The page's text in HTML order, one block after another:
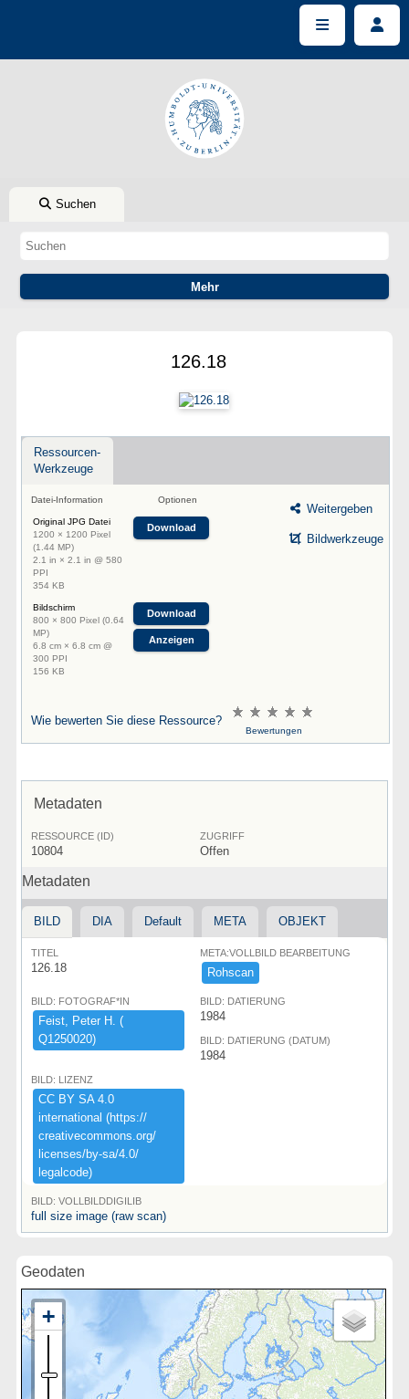
Suchen
126.18
Ressourcen-
Werkzeuge
Datei-Information Optionen
Original JPG Datei
1200 × 1200 Pixel
(1.44 MP)
2.1 in × 2.1 in @ 580
PPI
354 KB
Download
Bildschirm
800 × 800 Pixel (0.64
MP)
6.8 cm × 6.8 cm @
300 PPI
156 KB
Download
Anzeigen
Weitergeben
Bildwerkzeuge
Wie bewerten Sie diese Ressource?
Bewertungen
Metadaten
RESSOURCE (ID)
10804
ZUGRIFF
Offen
Metadaten
BILD DIA Default META OBJEKT
TITEL
126.18
META:VOLLBILD BEARBEITUNG
Rohscan
BILD: FOTOGRAF*IN
Feist,​ ​Peter ​H.​ ​(​
Q1250020)​
BILD: DATIERUNG
1984
BILD: DATIERUNG (DATUM)
1984
BILD: LIZENZ
CC ​BY ​SA ​4.​0 ​
international ​(​https:​/​/​
creativecommons.​org/​
licenses/​by-​sa/​4.​0/​
legalcode)​
BILD: VOLLBILDDIGILIB
full size image (raw scan)
Geodaten